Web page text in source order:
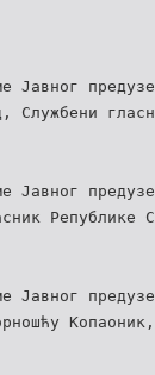
Јавног
Службени
Јавног
Републике
Јавног